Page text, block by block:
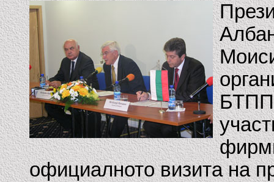
БТПП
официалното визита на